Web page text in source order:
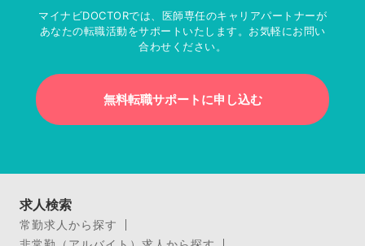
マイナビDOCTORでは、医師専任のキャリアパートナーが
あなたの転職活動をサポートいたします。お気軽にお問い
合わせください。
無料転職サポートに申し込む
求人検索
常勤求人から探す